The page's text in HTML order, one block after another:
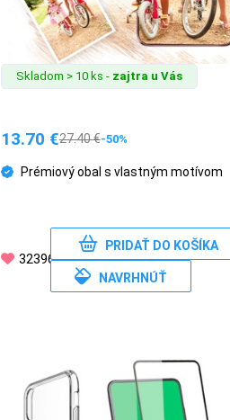
Skladom > 10 ks - zajtra u Vás
13.70 €27.40€-50%
Prémiový obal s vlastným motívom
32396
PRIDAŤ DO KOŠÍKA
NAVRHNÚŤ